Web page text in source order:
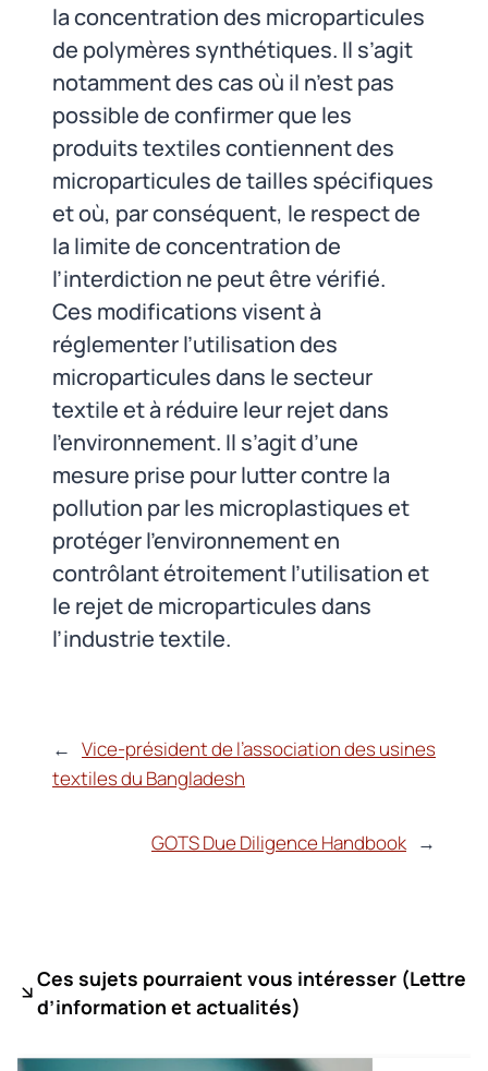
la concentration des microparticules
de polymères synthétiques. Il s’agit
notamment des cas où il n’est pas
possible de confirmer que les
produits textiles contiennent des
microparticules de tailles spécifiques
et où, par conséquent, le respect de
la limite de concentration de
l’interdiction ne peut être vérifié.
Ces modifications visent à
réglementer l’utilisation des
microparticules dans le secteur
textile et à réduire leur rejet dans
l’environnement. Il s’agit d’une
mesure prise pour lutter contre la
pollution par les microplastiques et
protéger l’environnement en
contrôlant étroitement l’utilisation et
le rejet de microparticules dans
l’industrie textile.
← Vice-président de l’association des usines
textiles du Bangladesh
GOTS Due Diligence Handbook →
Ces sujets pourraient vous intéresser (Lettre
d’information et actualités)